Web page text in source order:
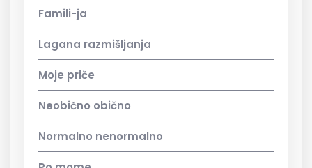
Famili-ja
Lagana razmišljanja
Moje priče
Neobično obično
Normalno nenormalno